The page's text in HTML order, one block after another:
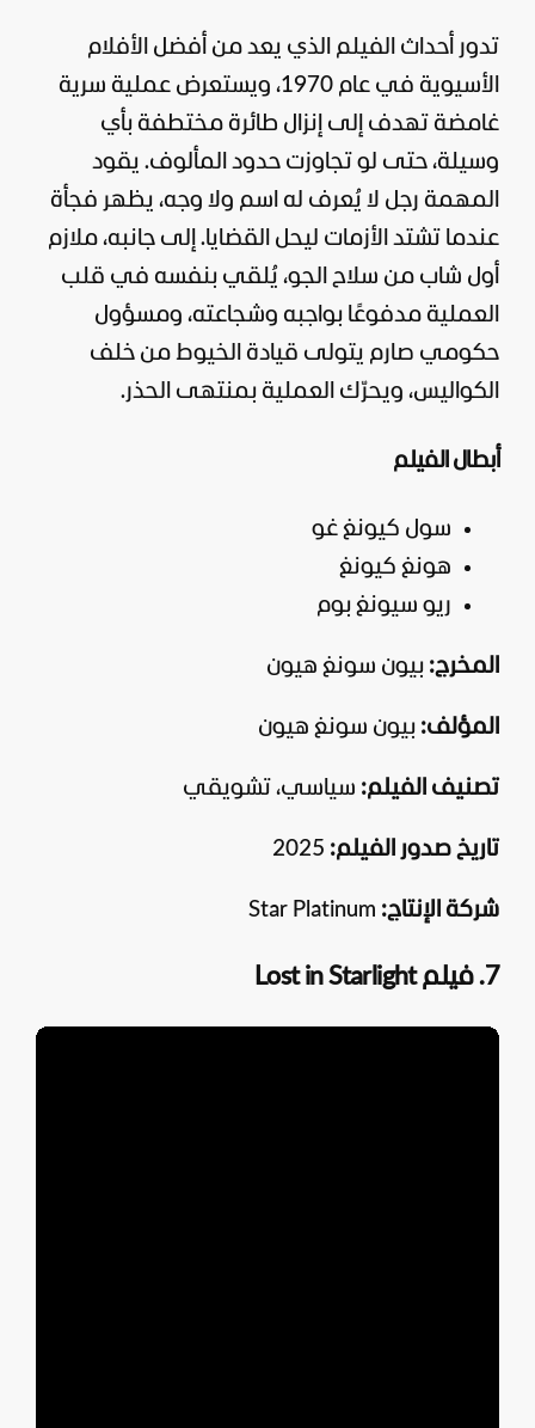
تدور أحداث الفيلم الذي يعد من أفضل الأفلام
الأسيوية في عام 1970، ويستعرض عملية سرية
غامضة تهدف إلى إنزال طائرة مختطفة بأي
وسيلة، حتى لو تجاوزت حدود المألوف. يقود
المهمة رجل لا يُعرف له اسم ولا وجه، يظهر فجأة
عندما تشتد الأزمات ليحل القضايا. إلى جانبه، ملازم
أول شاب من سلاح الجو، يُلقي بنفسه في قلب
العملية مدفوعًا بواجبه وشجاعته، ومسؤول
حكومي صارم يتولى قيادة الخيوط من خلف
الكواليس، ويحرّك العملية بمنتهى الحذر.
أبطال الفيلم
سول كيونغ غو
هونغ كيونغ
ريو سيونغ بوم
المخرج: بيون سونغ هيون
المؤلف: بيون سونغ هيون
تصنيف الفيلم: سياسي، تشويقي
تاريخ صدور الفيلم:
شركة الإنتاج:
7. فيلم Lost in Starlight